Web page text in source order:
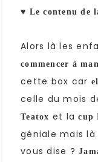
♥ Le contenu de
Alors là les
commencer à
cette box car
celle du mois
Teatox et lacup
géniale mais
vous dise ?